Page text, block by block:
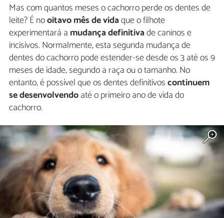
Mas com quantos meses o cachorro perde os dentes de
leite? É nooitavo mês de vidaque o filhote
experimentará a mudança definitivade caninos e
incisivos. Normalmente, esta segunda mudança de
dentes do cachorro pode estender-se desde os 3 até os 9
meses de idade, segundo a raça ou o tamanho. No
entanto, é possível que os dentes definitivoscontinuem
se desenvolvendoaté o primeiro ano de vida do
cachorro.